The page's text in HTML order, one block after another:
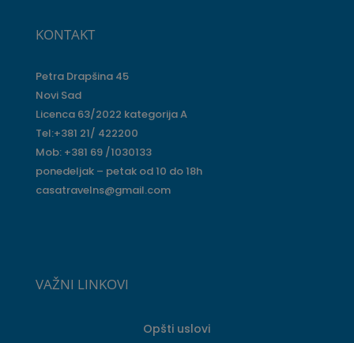
KONTAKT
Petra Drapšina 45
Novi Sad
Licenca 63/2022 kategorija A
Tel:+381 21/ 422200
Mob: +381 69 /1030133
ponedeljak – petak od 10 do 18h
casatravelns@gmail.com
VAŽNI LINKOVI
Opšti uslovi